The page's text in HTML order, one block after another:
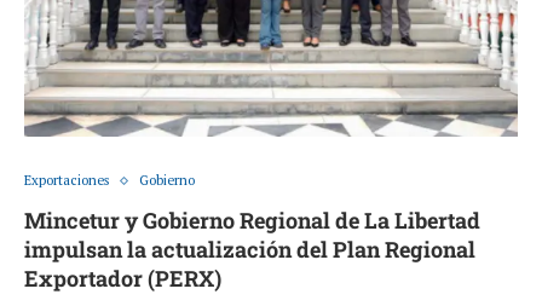
Exportaciones Gobierno
Mincetur y Gobierno Regional de La Libertad
impulsan la actualización del Plan Regional
Exportador (PERX)